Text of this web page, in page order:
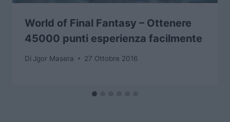
World of Final Fantasy – Ottenere
45000 punti esperienza facilmente
Di Jgor Masera 27 Ottobre 2016